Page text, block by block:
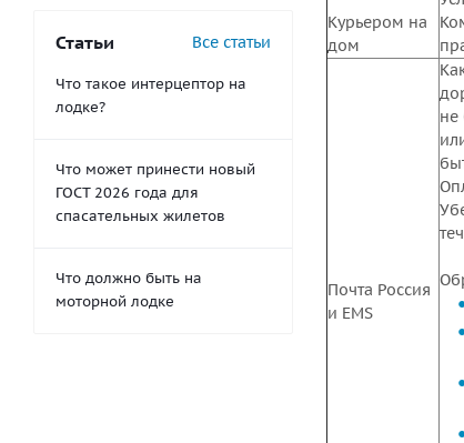
Курьером на
дом
Почта Россия
и EMS
не
Статьи Все статьи
Что такое интерцептор на
лодке?
Что может принести новый
ГОСТ 2026 года для
спасательных жилетов
Что должно быть на
моторной лодке